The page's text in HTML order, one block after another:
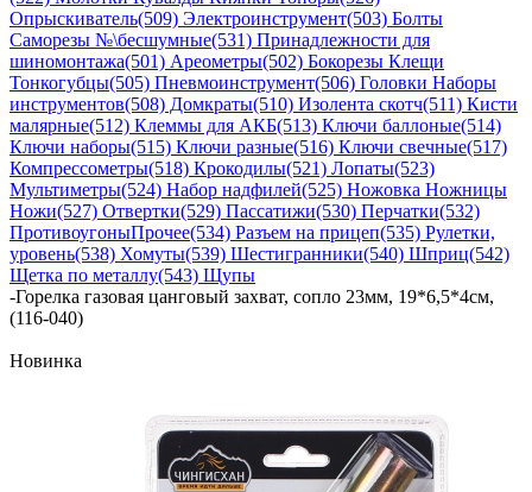
Опрыскиватель(509) Электроинструмент(503) Болты
Саморезы №\бесшумные(531) Принадлежности для
шиномонтажа(501) Ареометры(502) Бокорезы Клещи
Тонкогубцы(505) Пневмоинструмент(506) Головки Наборы
инструментов(508) Домкраты(510) Изолента скотч(511) Кисти
малярные(512) Клеммы для АКБ(513) Ключи баллоные(514)
Ключи наборы(515) Ключи разные(516) Ключи свечные(517)
Компрессометры(518) Крокодилы(521) Лопаты(523)
Мультиметры(524) Набор надфилей(525) Ножовка Ножницы
Ножи(527) Отвертки(529) Пассатижи(530) Перчатки(532)
ПротивоугоныПрочее(534) Разъем на прицеп(535) Рулетки,
уровень(538) Хомуты(539) Шестигранники(540) Шприц(542)
Щетка по металлу(543) Щупы
-Горелка газовая цанговый захват, сопло 23мм, 19*6,5*4см,
(116-040)
Новинка